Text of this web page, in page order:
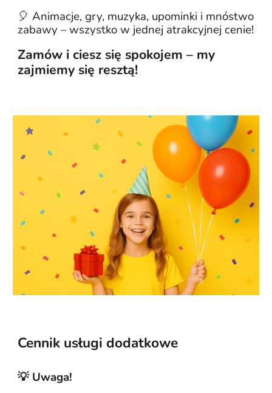
🎈 Animacje, gry, muzyka, upominki i mnóstwo
zabawy – wszystko w jednej atrakcyjnej cenie!
Zamów i ciesz się spokojem – my
zajmiemy się resztą!
Cennik usługi dodatkowe
💡 Uwaga!